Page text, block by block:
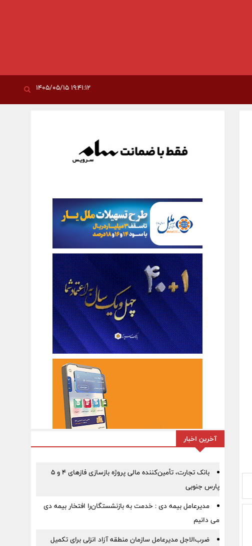
آخرین اخبار
بانک تجارت، تأمین‌کننده مالی پروژه بازسازی فازهای ۴ و ۵
پارس جنوبی
مدیرعامل بیمه دی : خدمت به بازنشستگان‌را افتخار بیمه دی
می دانیم
ضرب‌الاجل مدیرعامل سازمان منطقه آزاد انزلی برای تكمیل